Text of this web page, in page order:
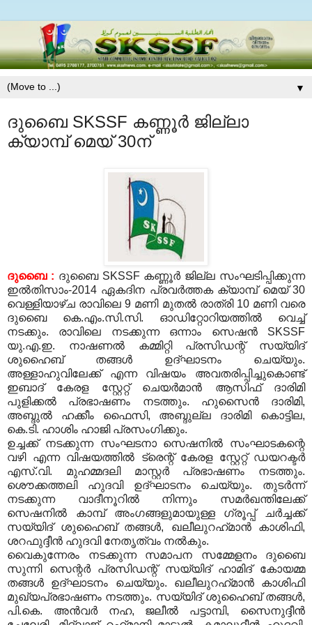
▼
ദുബൈ SKSSF കണ്ണൂര്‍ ജില്ലാ
ക്യാമ്പ് മെയ് 30ന്
ദുബൈ : ദുബൈ SKSSF കണ്ണൂര്‍ ജില്ല സംഘടിപ്പിക്കുന്ന
ഇല്‍തിസാം-2014 ഏകദിന പ്രവര്‍ത്തക ക്യാമ്പ് മെയ് 30
വെള്ളിയാഴ്ച രാവിലെ 9 മണി മുതല്‍ രാത്രി 10 മണി വരെ
ദുബൈ കെ.എം.സി.സി. ഓഡിറ്റോറിയത്തില്‍ വെച്ച്
നടക്കും. രാവിലെ നടക്കുന്ന ഒന്നാം സെഷന്‍ SKSSF
യു.എ.ഇ. നാഷണല്‍ കമ്മിറ്റി പ്രസിഡന്റ് സയ്യിദ്
ശുഹൈബ് തങ്ങള്‍ ഉദ്ഘാടനം ചെയ്യും.
അള്ളാഹുവിലേക്ക് എന്ന വിഷയം അവതരിപ്പിച്ചുകൊണ്ട്
ഇബാദ് കേരള സ്റ്റേറ്റ് ചെയര്‍മാന്‍ ആസിഫ് ദാരിമി
പുളിക്കല്‍ പ്രഭാഷണം നടത്തും. ഹുസൈന്‍ ദാരിമി,
അബ്ദുല്‍ ഹക്കീം ഫൈസി, അബ്ദുല്ല ദാരിമി കൊട്ടില,
കെ.ടി. ഹാശിം ഹാജി പ്രസംഗിക്കും.
ഉച്ചക്ക് നടക്കുന്ന സംഘടനാ സെഷനില്‍ സംഘാടകന്റെ
വഴി എന്ന വിഷയത്തില്‍ ട്രെന്റ് കേരള സ്റ്റേറ്റ് ഡയറക്ടര്‍
എസ്.വി. മുഹമ്മദലി മാസ്റ്റര്‍ പ്രഭാഷണം നടത്തും.
ശൌക്കത്തലി ഹുദവി ഉദ്ഘാടനം ചെയ്യും. തുടര്‍ന്ന്
നടക്കുന്ന വാദീനൂറില്‍ നിന്നും സമര്‍ഖന്തിലേക്ക്
സെഷനില്‍ കാമ്പ് അംഗങ്ങളുമായുള്ള ഗ്രൂപ്പ് ചര്‍ച്ചക്ക്
സയ്യിദ് ശുഹൈബ് തങ്ങള്‍, ഖലീലുറഹ്‍മാന്‍ കാശിഫി,
ശറഫുദ്ദീന്‍ ഹുദവി നേതൃത്വം നല്‍കും.
വൈകുന്നേരം നടക്കുന്ന സമാപന സമ്മേളനം ദുബൈ
സുന്നി സെന്റര്‍ പ്രസിഡന്റ് സയ്യിദ് ഹാമിദ് കോയമ്മ
തങ്ങള്‍ ഉദ്ഘാടനം ചെയ്യും. ഖലീലുറഹ്‍മാന്‍ കാശിഫി
മുഖ്യപ്രഭാഷണം നടത്തും. സയ്യിദ് ശുഹൈബ് തങ്ങള്‍,
പി.കെ. അന്‍വര്‍ നഹ, ജലീല്‍ പട്ടാമ്പി, സൈനുദ്ദീന്‍